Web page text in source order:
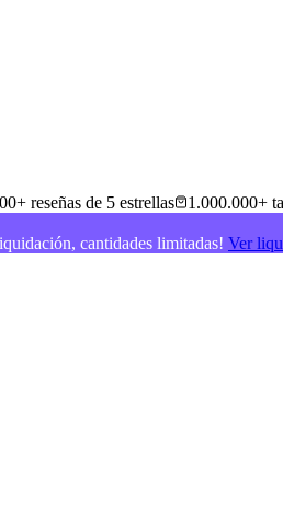
reseñas de 5 estrellas 1.000.000+
cantidades limitadas! Ver